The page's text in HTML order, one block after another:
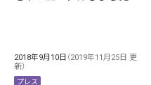
2018年9月10日 （2019年11月25日 更
新）
プレス